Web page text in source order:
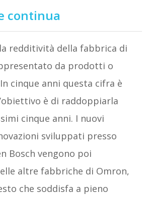
continua
redditività della fabbrica di
da prodotti o
cinque anni questa cifra è
è di raddoppiarla
cinque anni. I nuovi
sviluppati presso
Bosch vengono poi
altre fabbriche di Omron,
che soddisfa a pieno